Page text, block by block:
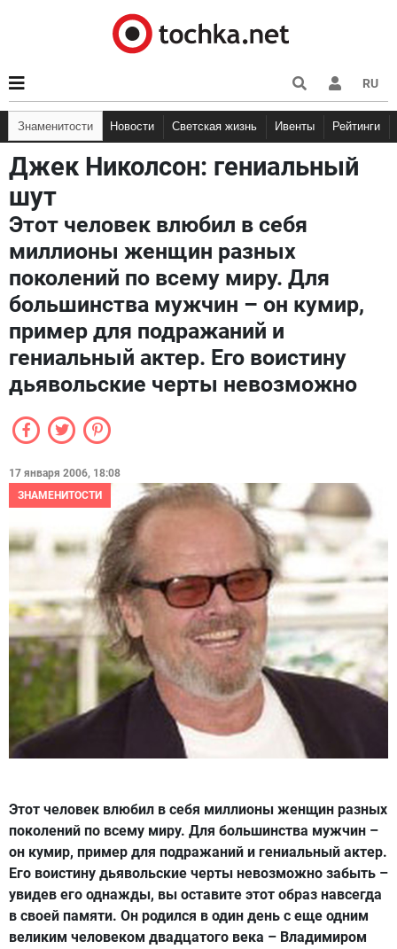
RU
Знаменитости Новости Светская жизнь Ивенты Рейтинги
Джек Николсон: гениальный
шут
Этот человек влюбил в себя
миллионы женщин разных
поколений по всему миру. Для
большинства мужчин – он кумир,
пример для подражаний и
гениальный актер. Его воистину
дьявольские черты невозможно
17 января 2006, 18:08
ЗНАМЕНИТОСТИ
Этот человек влюбил в себя миллионы женщин разных
поколений по всему миру. Для большинства мужчин –
он кумир, пример для подражаний и гениальный актер.
Его воистину дьявольские черты невозможно забыть –
увидев его однажды, вы оставите этот образ навсегда
в своей памяти. Он родился в один день с еще одним
великим человеком двадцатого века – Владимиром